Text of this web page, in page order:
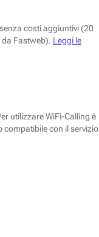
costi aggiuntivi (20
da Fastweb). Leggi le
utilizzare WiFi-Calling è
compatibile con il servizio